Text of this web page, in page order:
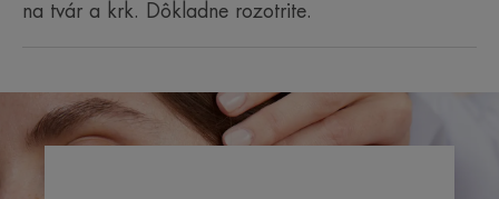
účinkom slnečného žiarenia UVB a UVA.
• NEZANECHÁVA BIELY FILM : vytvára neviditeľnú
ochranu.
na tvár a krk. Dôkladne rozotrite.